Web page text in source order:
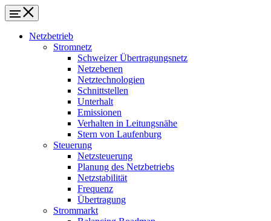
Netzbetrieb
Stromnetz
Schweizer Übertragungsnetz
Netzebenen
Netztechnologien
Schnittstellen
Unterhalt
Emissionen
Verhalten in Leitungsnähe
Stern von Laufenburg
Steuerung
Netzsteuerung
Planung des Netzbetriebs
Netzstabilität
Frequenz
Übertragung
Strommarkt